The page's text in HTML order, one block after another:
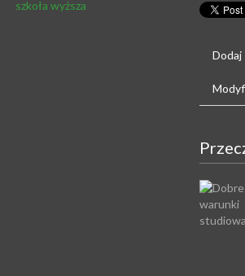
szkoła wyższa
Dodaj